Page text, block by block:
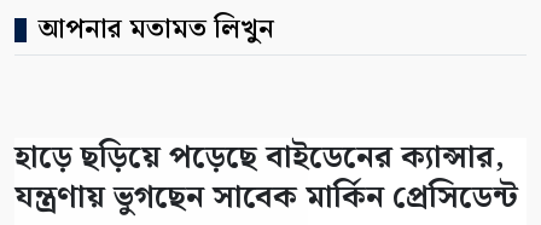
আপনার মতামত লিখুন
হাড়ে ছড়িয়ে পড়েছে বাইডেনের ক্যান্সার,
যন্ত্রণায় ভুগছেন সাবেক মার্কিন প্রেসিডেন্ট